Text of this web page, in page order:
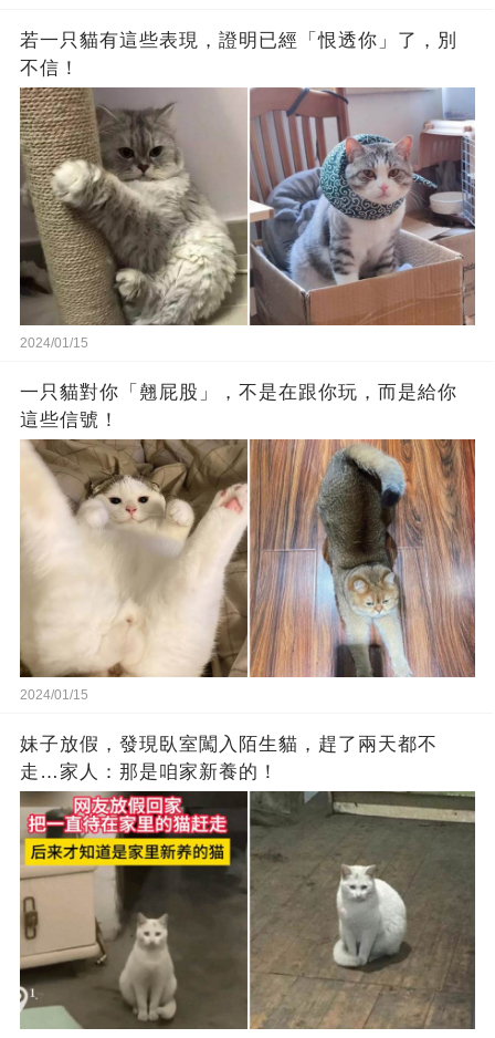
若一只貓有這些表現，證明已經「恨透你」了，別
不信！
2024/01/15
一只貓對你「翹屁股」，不是在跟你玩，而是給你
這些信號！
2024/01/15
妹子放假，發現臥室闖入陌生貓，趕了兩天都不
走…家人：那是咱家新養的！